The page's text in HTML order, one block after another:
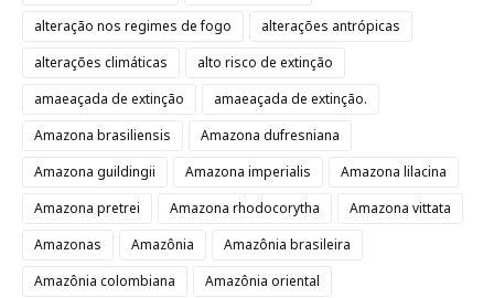
alteração nos regimes de fogo
alterações antrópicas
alterações climáticas
alto risco de extinção
amaeaçada de extinção
amaeaçada de extinção.
Amazona brasiliensis
Amazona dufresniana
Amazona guildingii
Amazona imperialis
Amazona lilacina
Amazona pretrei
Amazona rhodocorytha
Amazona vittata
Amazonas
Amazônia
Amazônia brasileira
Amazônia colombiana
Amazônia oriental